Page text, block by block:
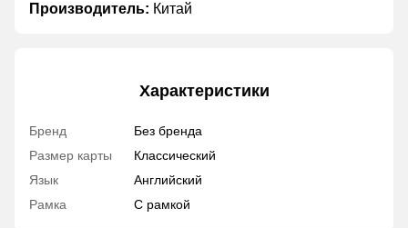
Производитель: Китай
Характеристики
Бренд
Без бренда
Размер карты
Классический
Язык
Английский
Рамка
С рамкой